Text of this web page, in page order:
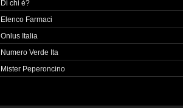
Di chi è?
Elenco Farmaci
Onlus Italia
Numero Verde Ita
Mister Peperoncino